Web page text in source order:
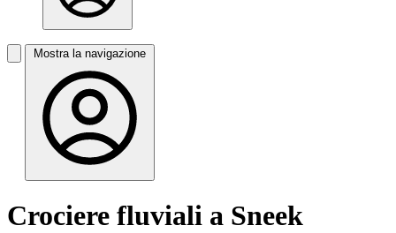
Mostra la navigazione
Crociere fluviali a Sneek